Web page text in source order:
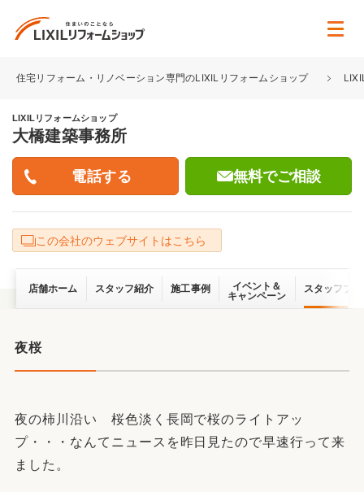
住宅リフォーム・リノベーション専門のLIXILリフォームショップ
LIXILリフォームショップ
大橋建築事務所
無料でご相談
この会社のウェブサイトはこちら
店舗ホーム スタッフ紹介 施工事例
イベント＆
キャンペーン
スタッフブ
夜桜
夜の柿川沿い 桜色淡く 長岡で桜のライトアッ
プ・・・なんてニュースを昨日見たので早速行って来
ました。